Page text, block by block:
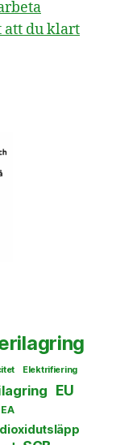
att du klart
Elektrifiering
EU